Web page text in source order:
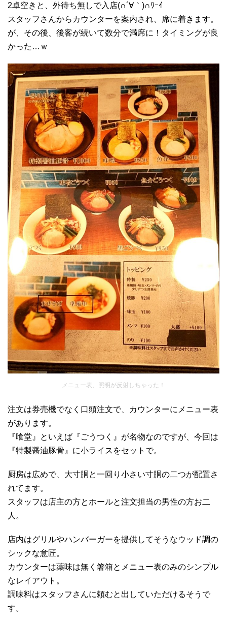
2卓空きと、外待ち無しで入店(∩´∀｀)∩ﾜｰｲ
スタッフさんからカウンターを案内され、席に着きます。
が、その後、後客が続いて数分で満席に！タイミングが良
かった…ｗ
メニュー表、照明が反射しちゃった！
注文は券売機でなく口頭注文で、カウンターにメニュー表
があります。
『喰堂』といえば『ごうつく』が名物なのですが、今回は
『特製醤油豚骨』に小ライスをセットで。
厨房は広めで、大寸胴と一回り小さい寸胴の二つが配置さ
れてます。
スタッフは店主の方とホールと注文担当の男性の方お二
人。
店内はグリルやハンバーガーを提供してそうなウッド調の
シックな意匠。
カウンターは薬味は無く箸箱とメニュー表のみのシンプル
なレイアウト。
調味料はスタッフさんに頼むと出していただけるそうで
す。